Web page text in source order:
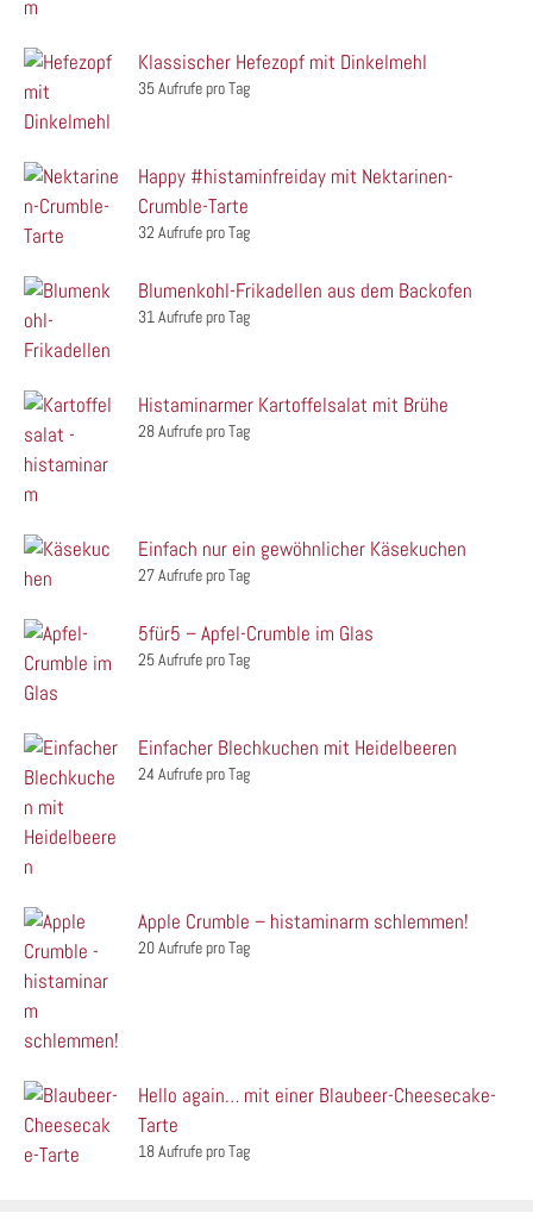
Klassischer Hefezopf mit Dinkelmehl
35 Aufrufe pro Tag
Happy #histaminfreiday mit Nektarinen-
Crumble-Tarte
32 Aufrufe pro Tag
Blumenkohl-Frikadellen aus dem Backofen
31 Aufrufe pro Tag
Histaminarmer Kartoffelsalat mit Brühe
28 Aufrufe pro Tag
Einfach nur ein gewöhnlicher Käsekuchen
27 Aufrufe pro Tag
5für5 – Apfel-Crumble im Glas
25 Aufrufe pro Tag
Einfacher Blechkuchen mit Heidelbeeren
24 Aufrufe pro Tag
Apple Crumble – histaminarm schlemmen!
20 Aufrufe pro Tag
Hello again… mit einer Blaubeer-Cheesecake-
Tarte
18 Aufrufe pro Tag